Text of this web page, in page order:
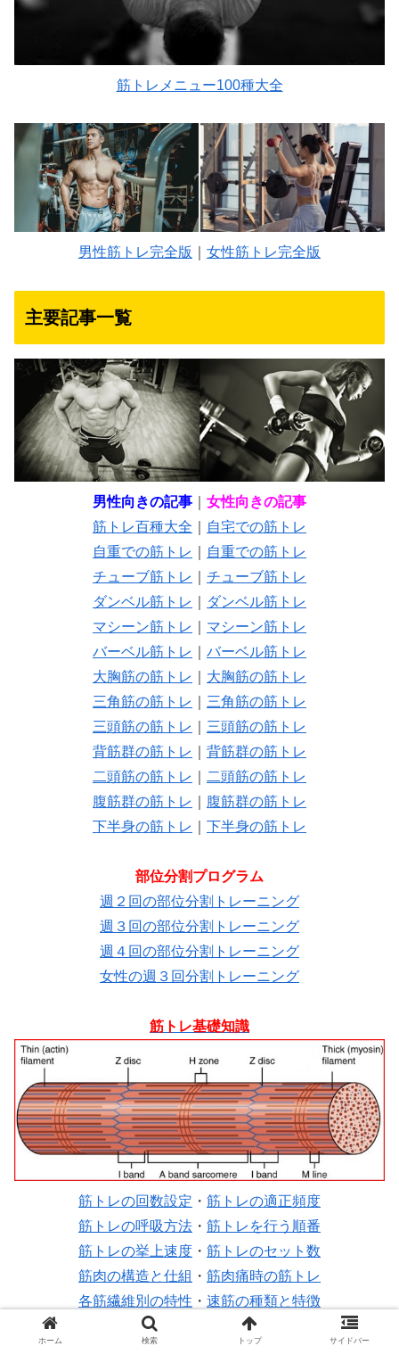
筋トレメニュー100種大全
男性筋トレ完全版 女性筋トレ完全版
主要記事一覧
男性向きの記事
女性向きの記事
筋トレ百種大全
自宅での筋トレ
自重での筋トレ
自重での筋トレ
チューブ筋トレ
チューブ筋トレ
ダンベル筋トレ
ダンベル筋トレ
マシーン筋トレ
マシーン筋トレ
バーベル筋トレ
バーベル筋トレ
大胸筋の筋トレ
大胸筋の筋トレ
三角筋の筋トレ
三角筋の筋トレ
三頭筋の筋トレ
三頭筋の筋トレ
背筋群の筋トレ
背筋群の筋トレ
二頭筋の筋トレ
二頭筋の筋トレ
腹筋群の筋トレ
腹筋群の筋トレ
下半身の筋トレ
下半身の筋トレ
部位分割プログラム
週２回の部位分割トレーニング
週３回の部位分割トレーニング
週４回の部位分割トレーニング
女性の週３回分割トレーニング
筋トレ基礎知識
筋トレの回数設定 ・ 筋トレの適正頻度
筋トレの呼吸方法 ・ 筋トレを行う順番
筋トレの挙上速度 ・ 筋トレのセット数
筋肉の構造と仕組 ・ 筋肉痛時の筋トレ
各筋繊維別の特性 ・ 速筋の種類と特徴
筋トレのメリット
筋トレの目標設定
ホーム 検索 トップ サイドバー